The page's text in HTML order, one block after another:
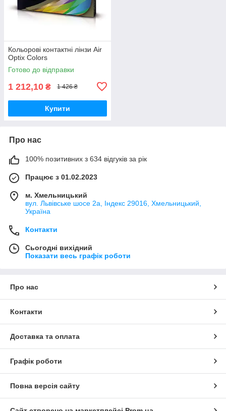
Кольорові контактні лінзи Air
Optix Colors
Готово до відправки
1 212,10 ₴ 1 426 ₴
Купити
Про нас
100% позитивних з 634 відгуків за рік
Працює з 01.02.2023
м. Хмельницький
вул. Львівське шосе 2а, Індекс 29016, Хмельницький,
Україна
Контакти
Сьогодні вихідний
Показати весь графік роботи
Про нас
Контакти
Доставка та оплата
Графік роботи
Повна версія сайту